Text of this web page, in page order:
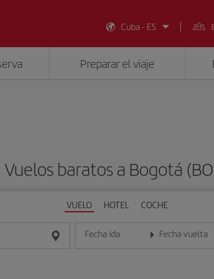
Cuba - ES
Preparar el viaje
Vuelos baratos a Bogotá
VUELO HOTEL COCHE
Fecha ida
Introduce la fecha en formato día/mes/
Fecha vuelta
Introduce la fecha